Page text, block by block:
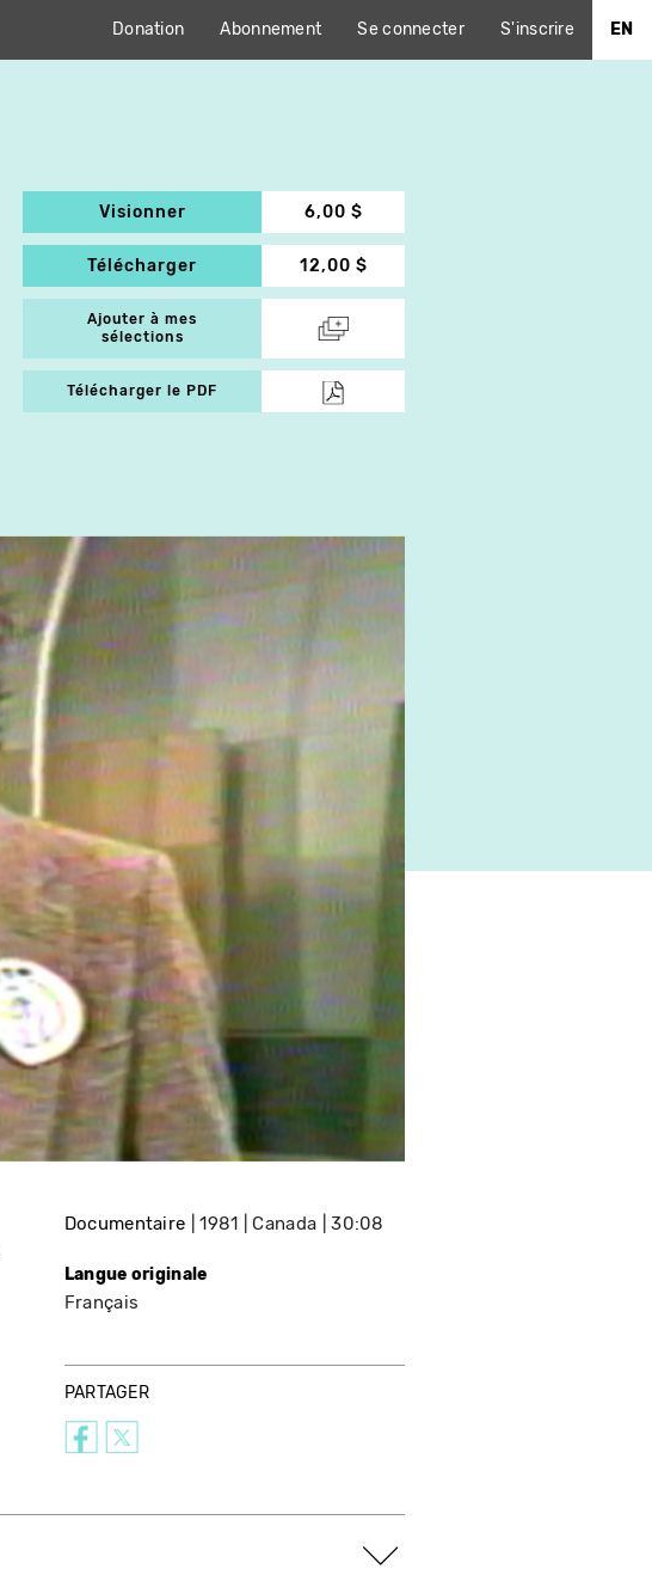
Donation Abonnement Se connecter S'inscrire EN
Visionner 6,00 $
Télécharger 12,00 $
Ajouter à mes
sélections
Télécharger le PDF
Documentaire 1981 Canada 30:08
Langue originale
Français
PARTAGER